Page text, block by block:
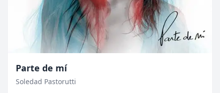
Parte de mí
Soledad Pastorutti